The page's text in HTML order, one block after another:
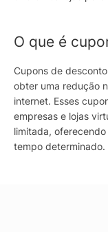
O que é
Cupons de
obter uma redução
internet. Esses
empresas e lojas
limitada,
tempo determinado.